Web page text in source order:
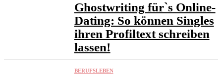
Ghostwriting für`s Online-
Dating: So können Singles
ihren Profiltext schreiben
lassen!
BERUFSLEBEN